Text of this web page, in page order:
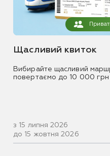
Щасливий квиток
Вибирайте щасливий
повертаємо до 10 000 грн
з 15 липня 2026
до 15 жовтня 2026